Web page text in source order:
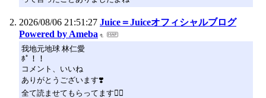
2026/08/06 21:51:27 Juice＝Juiceオフィシャルブログ
Powered by Ameba
我地元地球 林仁愛
ﾎﾟ！！
コメント、いいね
ありがとうございます❣️
全て読ませてもらってます🙂‍↕️‪